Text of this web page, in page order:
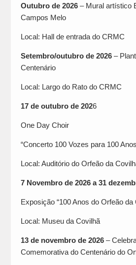
Outubro de 2026– Mural artístico
Campos Melo
Local: Hall de entrada do CRMC
Setembro/outubro de 2026–
Centenário
Local: Largo do Rato do CRMC
17 de outubro de 2026
One Day Choir
“Concerto 100 Vozes para 100
Local: Auditório do Orfeão da
7 Novembro de 2026 a 31
Exposição “100 Anos do Orfeão da
Local: Museu da Covilhã
13 de novembro de 2026–
Comemorativa do Centenário do